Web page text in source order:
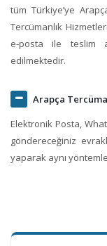
tüm Türkiye’ye
Tercümanlık
e-posta ile teslim
edilmektedir.
Arapça
Elektronik Posta,
göndereceğiniz
yaparak aynı